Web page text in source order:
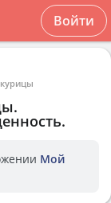
Войти
.
Мой